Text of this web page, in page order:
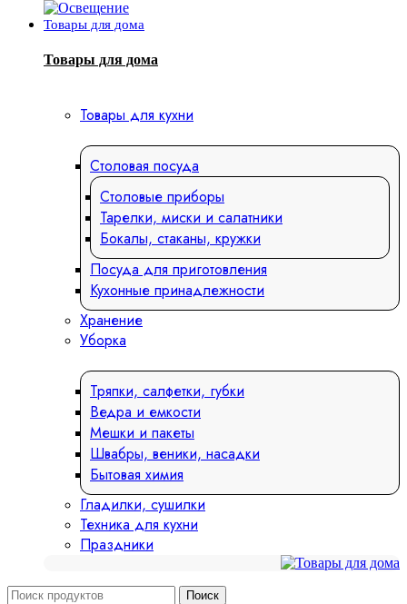
Товары для дома
Товары для дома
Товары для кухни
Столовая посуда
Столовые приборы
Тарелки, миски и салатники
Бокалы, стаканы, кружки
Посуда для приготовления
Кухонные принадлежности
Хранение
Уборка
Тряпки, салфетки, губки
Ведра и емкости
Мешки и пакеты
Швабры, веники, насадки
Бытовая химия
Гладилки, сушилки
Техника для кухни
Праздники
Поиск